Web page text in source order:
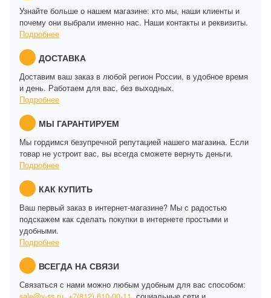
Узнайте больше о нашем магазине: кто мы, наши клиенты и
почему они выбрали именно нас. Наши контакты и реквизиты.
Подробнее
ДОСТАВКА
Доставим ваш заказ в любой регион России, в удобное время
и день. Работаем для вас, без выходных.
Подробнее
МЫ ГАРАНТИРУЕМ
Мы гордимся безупречной репутацией нашего магазина. Если
товар не устроит вас, вы всегда сможете вернуть деньги.
Подробнее
КАК КУПИТЬ
Ваш первый заказ в интернет-магазине? Мы с радостью
подскажем как сделать покупки в интернете простыми и
удобными.
Подробнее
ВСЕГДА НА СВЯЗИ
Связаться с нами можно любым удобным для вас способом: